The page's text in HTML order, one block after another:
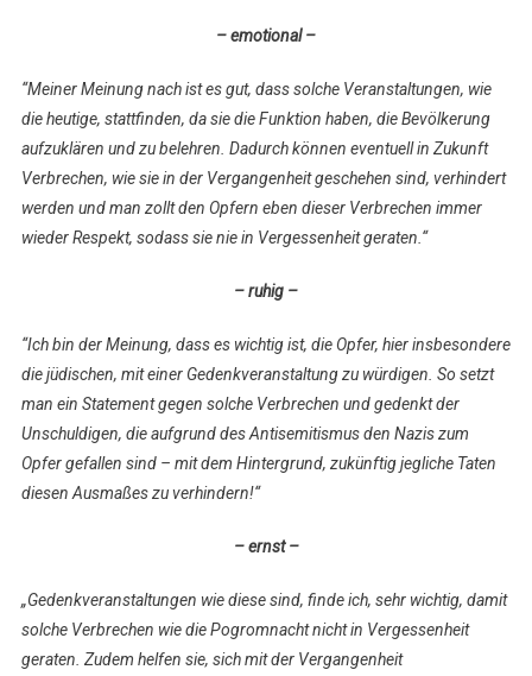
– emotional –
“Meiner Meinung nach ist es gut, dass solche Veranstaltungen, wie
die heutige, stattfinden, da sie die Funktion haben, die Bevölkerung
aufzuklären und zu belehren. Dadurch können eventuell in Zukunft
Verbrechen, wie sie in der Vergangenheit geschehen sind, verhindert
werden und man zollt den Opfern eben dieser Verbrechen immer
wieder Respekt, sodass sie nie in Vergessenheit geraten.“
– ruhig –
“Ich bin der Meinung, dass es wichtig ist, die Opfer, hier insbesondere
die jüdischen, mit einer Gedenkveranstaltung zu würdigen. So setzt
man ein Statement gegen solche Verbrechen und gedenkt der
Unschuldigen, die aufgrund des Antisemitismus den Nazis zum
Opfer gefallen sind – mit dem Hintergrund, zukünftig jegliche Taten
diesen Ausmaßes zu verhindern!“
– ernst –
„Gedenkveranstaltungen wie diese sind, finde ich, sehr wichtig, damit
solche Verbrechen wie die Pogromnacht nicht in Vergessenheit
geraten. Zudem helfen sie, sich mit der Vergangenheit